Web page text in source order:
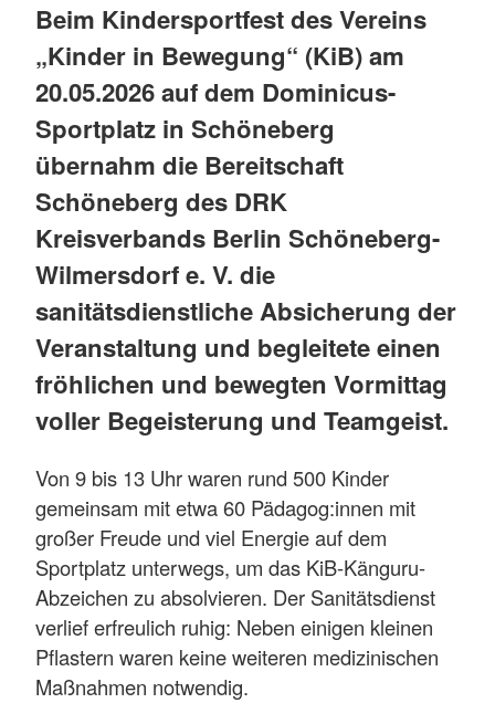
Beim Kindersportfest des Vereins
„Kinder in Bewegung“ (KiB) am
20.05.2026 auf dem Dominicus-
Sportplatz in Schöneberg
übernahm die Bereitschaft
Schöneberg des DRK
Kreisverbands Berlin Schöneberg-
Wilmersdorf e. V. die
sanitätsdienstliche Absicherung der
Veranstaltung und begleitete einen
fröhlichen und bewegten Vormittag
voller Begeisterung und Teamgeist.
Von 9 bis 13 Uhr waren rund 500 Kinder
gemeinsam mit etwa 60 Pädagog:innen mit
großer Freude und viel Energie auf dem
Sportplatz unterwegs, um das KiB-Känguru-
Abzeichen zu absolvieren. Der Sanitätsdienst
verlief erfreulich ruhig: Neben einigen kleinen
Pflastern waren keine weiteren medizinischen
Maßnahmen notwendig.